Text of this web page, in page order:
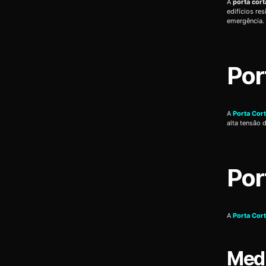
A porta
edifícios
A Porta
alta tensão
A Porta